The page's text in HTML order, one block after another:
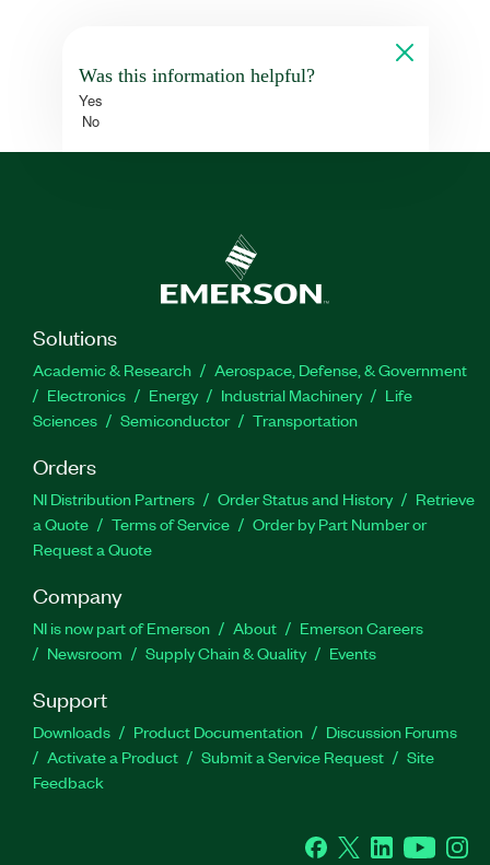
Was this information helpful?
Yes
No
Solutions
Academic & Research
Aerospace, Defense, & Government
Electronics
Energy Industrial Machinery
Life
Sciences
Semiconductor Transportation
Orders
NI Distribution Partners Order Status and History
Retrieve
a Quote
Terms of Service
Order by Part Number or
Request a Quote
Company
NI is now part of Emerson About
Emerson Careers
Newsroom
Supply Chain & Quality Events
Support
Downloads Product Documentation
Discussion Forums
Activate a Product
Submit a Service Request
Site
Feedback
Facebook
Twitter LinkedInYouTube